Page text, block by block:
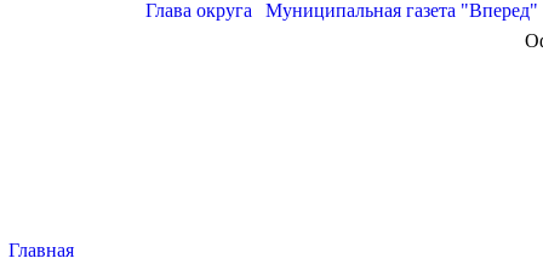
Глава округа Муниципальная газета "Вперед"
Главная